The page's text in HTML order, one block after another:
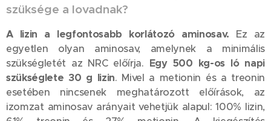
szüksége a lovadnak?
A lizin a legfontosabb korlátozó aminosav. Ez az
egyetlen olyan aminosav, amelynek a minimális
szükségletét az NRC előírja. Egy 500 kg-os ló napi
szükséglete 30 g lizin. Mivel a metionin és a treonin
esetében nincsenek meghatározott előírások, az
izomzat aminosav arányait vehetjük alapul: 100% lizin,